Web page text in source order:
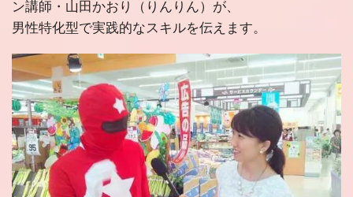
ン講師・山田かおり（りんりん）が、
男性特化型で実践的なスキルを伝えます。